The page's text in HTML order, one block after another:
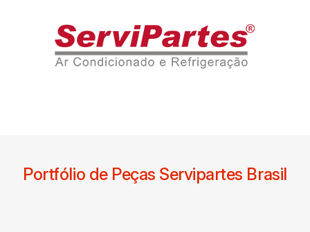
Portfólio de Peças Servipartes Brasil